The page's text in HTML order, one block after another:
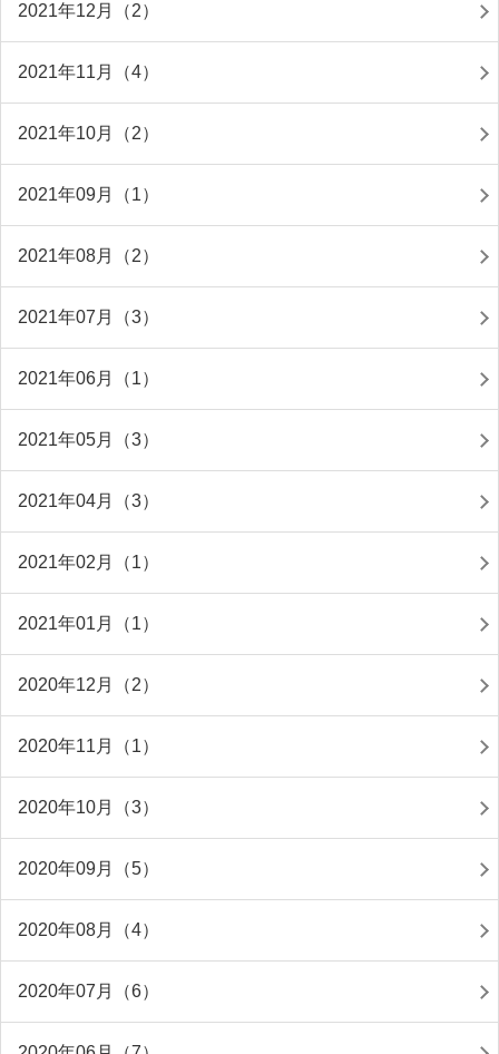
2021年12月（2）
2021年11月（4）
2021年10月（2）
2021年09月（1）
2021年08月（2）
2021年07月（3）
2021年06月（1）
2021年05月（3）
2021年04月（3）
2021年02月（1）
2021年01月（1）
2020年12月（2）
2020年11月（1）
2020年10月（3）
2020年09月（5）
2020年08月（4）
2020年07月（6）